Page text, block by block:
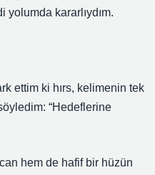
yolumda kararlıydım.
ettim ki hırs, kelimenin tek
“Hedeflerine
hem de hafif bir hüzün